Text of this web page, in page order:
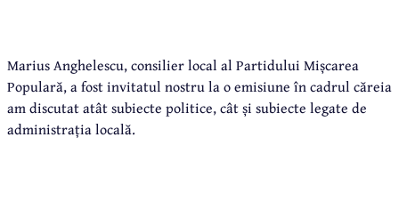
Marius Anghelescu, consilier local al Partidului Mișcarea
Populară, a fost invitatul nostru la o emisiune în cadrul căreia
am discutat atât subiecte politice, cât și subiecte legate de
administrația locală.